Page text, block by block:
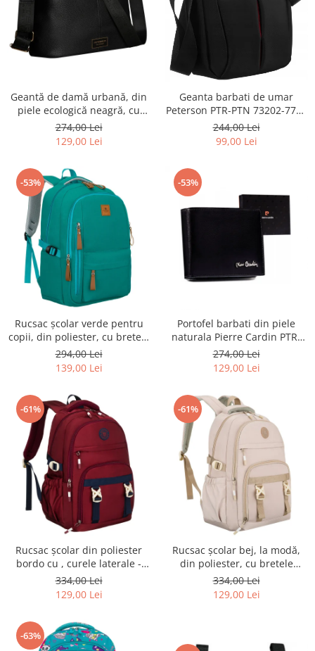
Geantă de damă urbană, din
piele ecologică neagră, cu
curea reglabilă - Peterson
PTR-PTN JK6-06-6642
274,00 Lei
129,00 Lei
Geanta barbati de umar
Peterson PTR-PTN 73202-7738
BL
244,00 Lei
99,00 Lei
-53%
Rucsac școlar verde pentru
copii, din poliester, cu bretele
reglabile - Peterson PTR-PTN
BHX-01-9259 Gree
294,00 Lei
139,00 Lei
-53%
Portofel barbati din piele
naturala Pierre Cardin PTR-
8806 TILAK51
274,00 Lei
129,00 Lei
-61%
Rucsac școlar din poliester
bordo cu , curele laterale -
Peterson PTR-PTN 8594-1402
BORDO
334,00 Lei
129,00 Lei
-61%
Rucsac școlar bej, la modă,
din poliester, cu bretele
reglabile - Peterson PTR-PTN
8594-1389 BEIGE
334,00 Lei
129,00 Lei
-63%